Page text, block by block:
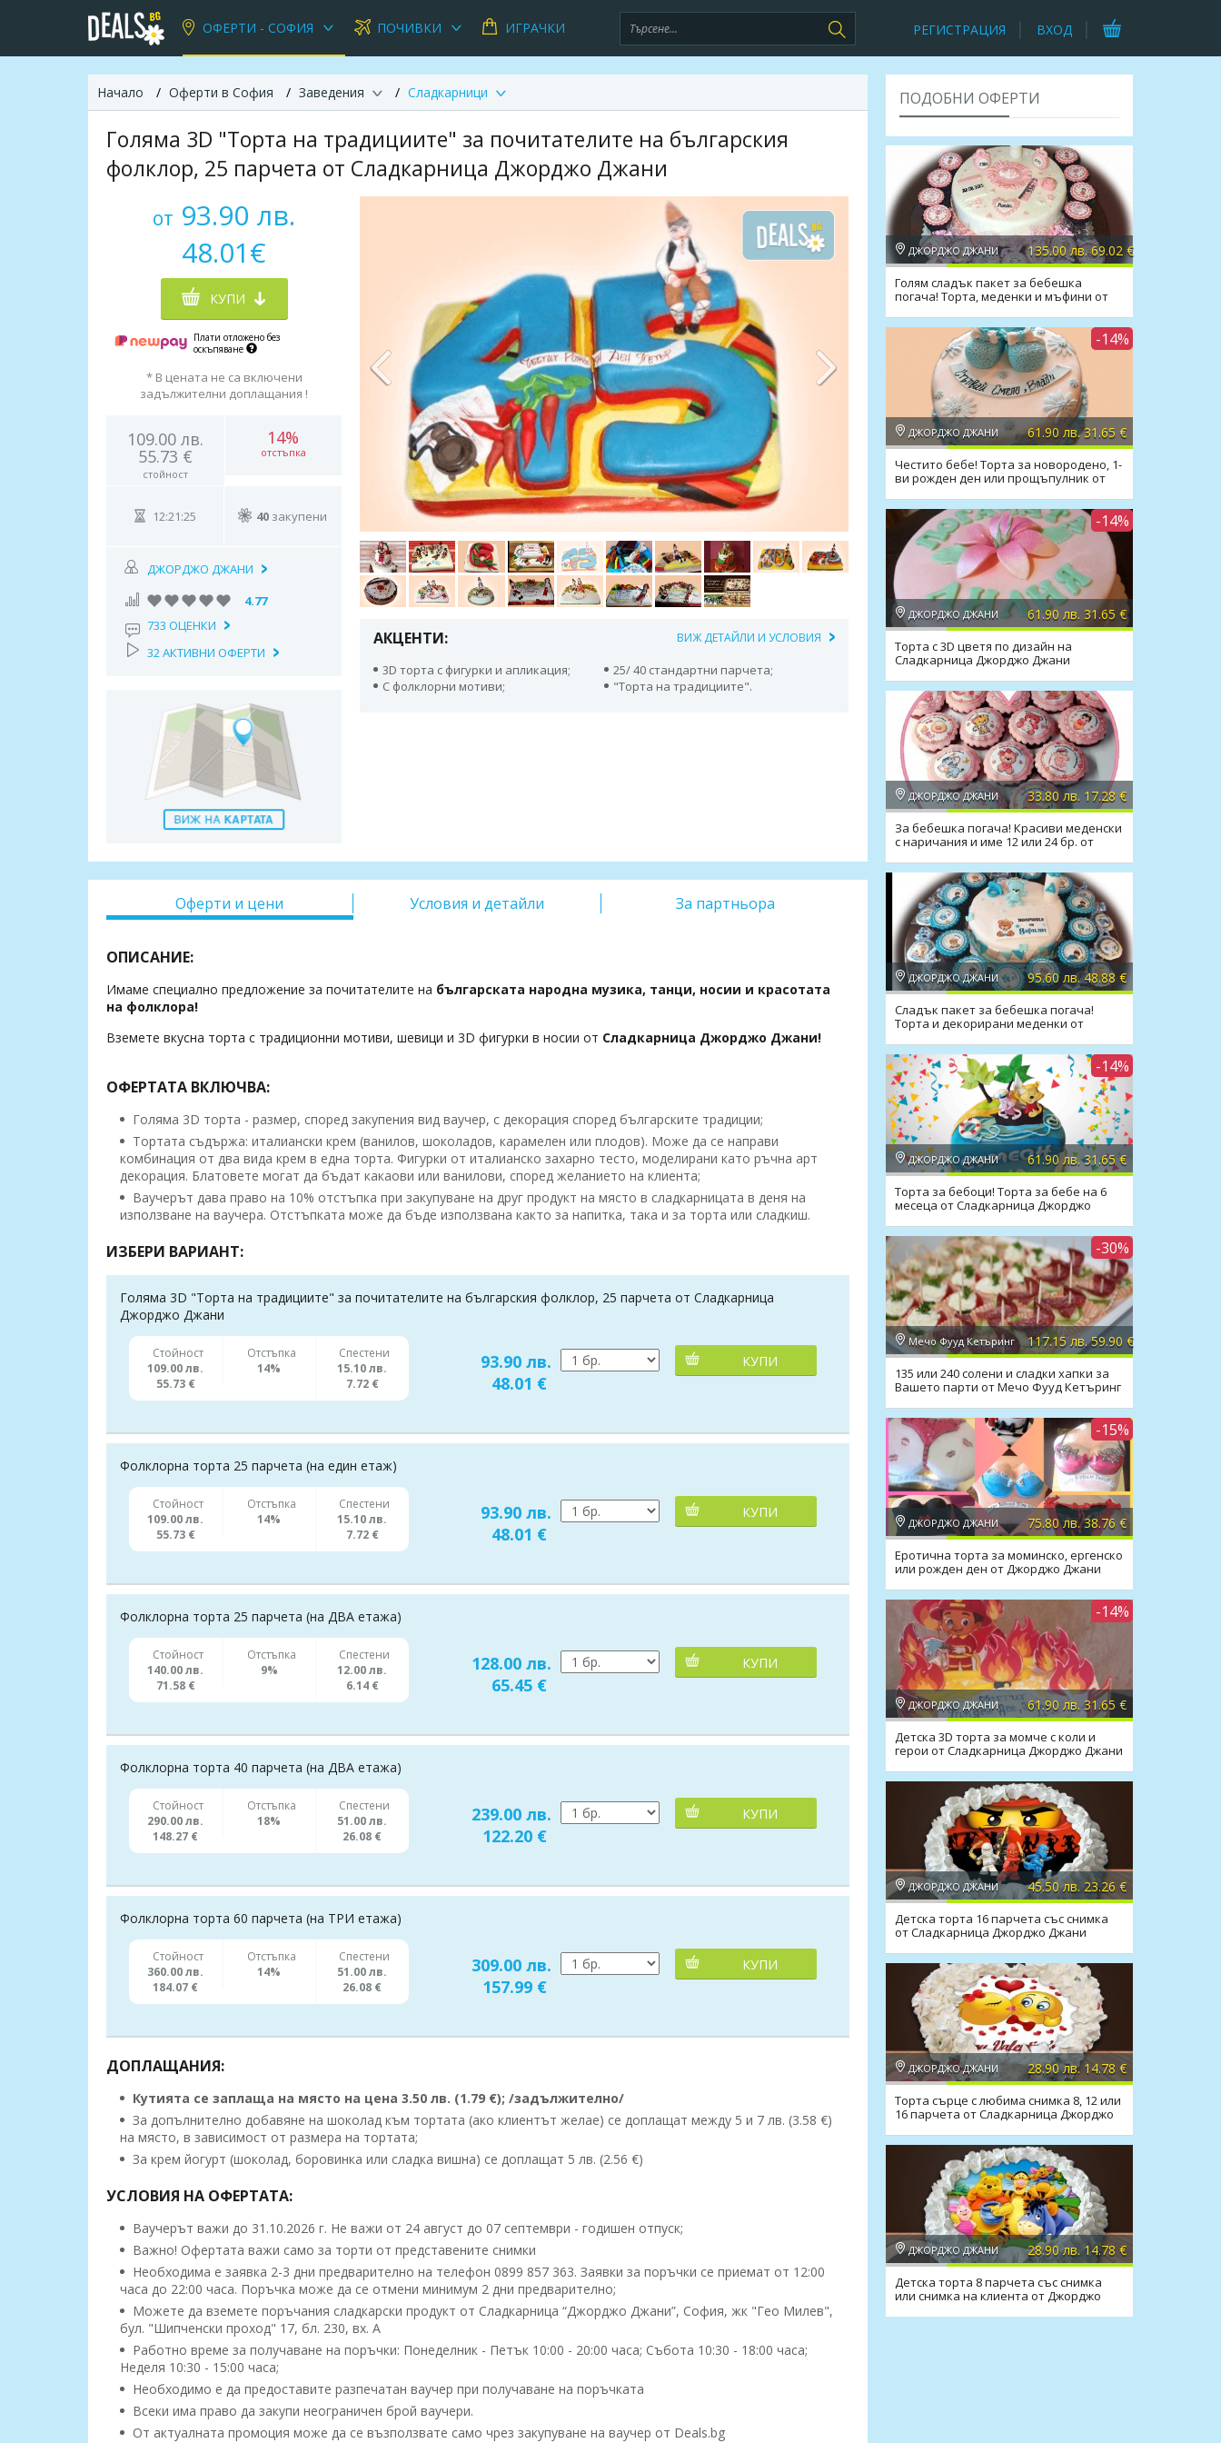
ОФЕРТИ - СОФИЯ ПОЧИВКИ ИГРАЧКИ РЕГИСТРАЦИЯ ВХОД
Начало Оферти в София Заведения Сладкарници
Голяма 3D "Торта на традициите" за почитателите на българския
фолклор, 25 парчета от Сладкарница Джорджо Джани
АКЦЕНТИ: ВИЖ ДЕТАЙЛИ И УСЛОВИЯ
3D торта с фигурки и апликация;
25/ 40 стандартни парчета;
С фолклорни мотиви;
"Торта на традициите".
от 93.90 лв.
48.01€
КУПИ
Плати отложено без
оскъпяване
* В цената не са включени
задължителни доплащания !
109.00 лв.
55.73 €
стойност
14%
отстъпка
12:21:24 40 закупени
ДЖОРДЖО ДЖАНИ
4.77
733 ОЦЕНКИ
32 АКТИВНИ ОФЕРТИ
Оферти и цени Условия и детайли За партньора
ОПИСАНИЕ:
Имаме специално предложение за почитателите на българската народна музика, танци, носии и красотата
на фолклора!
Вземете вкусна торта с традиционни мотиви, шевици и 3D фигурки в носии от Сладкарница Джорджо Джани!
ОФЕРТАТА ВКЛЮЧВА:
Голяма 3D торта - размер, според закупения вид ваучер, с декорация според българските традиции;
Тортата съдържа: италиански крем (ванилов, шоколадов, карамелен или плодов). Може да се направи
комбинация от два вида крем в една торта. Фигурки от италианско захарно тесто, моделирани като ръчна арт
декорация. Блатовете могат да бъдат какаови или ванилови, според желанието на клиента;
Ваучерът дава право на 10% отстъпка при закупуване на друг продукт на място в сладкарницата в деня на
използване на ваучера. Отстъпката може да бъде използвана както за напитка, така и за торта или сладкиш.
ИЗБЕРИ ВАРИАНТ:
Голяма 3D "Торта на традициите" за почитателите на българския фолклор, 25 парчета от Сладкарница
Джорджо Джани
Стойност
109.00 лв.
55.73 €
Отстъпка
14%
Спестени
15.10 лв.
7.72 €
93.90 лв.
48.01 €
КУПИ
Фолклорна торта 25 парчета (на един етаж)
Стойност
109.00 лв.
55.73 €
Отстъпка
14%
Спестени
15.10 лв.
7.72 €
93.90 лв.
48.01 €
КУПИ
Фолклорна торта 25 парчета (на ДВА етажа)
Стойност
140.00 лв.
71.58 €
Отстъпка
9%
Спестени
12.00 лв.
6.14 €
128.00 лв.
65.45 €
КУПИ
Фолклорна торта 40 парчета (на ДВА етажа)
Стойност
290.00 лв.
148.27 €
Отстъпка
18%
Спестени
51.00 лв.
26.08 €
239.00 лв.
122.20 €
КУПИ
Фолклорна торта 60 парчета (на ТРИ етажа)
Стойност
360.00 лв.
184.07 €
Отстъпка
14%
Спестени
51.00 лв.
26.08 €
309.00 лв.
157.99 €
КУПИ
ДОПЛАЩАНИЯ:
Кутията се заплаща на място на цена 3.50 лв. (1.79 €); /задължително/
За допълнително добавяне на шоколад към тортата (ако клиентът желае) се доплащат между 5 и 7 лв. (3.58 €)
на място, в зависимост от размера на тортата;
За крем йогурт (шоколад, боровинка или сладка вишна) се доплащат 5 лв. (2.56 €)
УСЛОВИЯ НА ОФЕРТАТА:
Ваучерът важи до 31.10.2026 г. Не важи от 24 август до 07 септември - годишен отпуск;
Важно! Офертата важи само за торти от представените снимки
Необходима е заявка 2-3 дни предварително на телефон 0899 857 363. Заявки за поръчки се приемат от 12:00
часа до 22:00 часа. Поръчка може да се отмени минимум 2 дни предварително;
Можете да вземете поръчания сладкарски продукт от Сладкарница “Джорджо Джани”, София, жк "Гео Милев",
бул. "Шипченски проход" 17, бл. 230, вх. А
Работно време за получаване на поръчки: Понеделник - Петък 10:00 - 20:00 часа; Събота 10:30 - 18:00 часа;
Неделя 10:30 - 15:00 часа;
Необходимо е да предоставите разпечатан ваучер при получаване на поръчката
Всеки има право да закупи неограничен брой ваучери.
От актуалната промоция може да се възползвате само чрез закупуване на ваучер от Deals.bg
ПОДОБНИ ОФЕРТИ
ДЖОРДЖО ДЖАНИ 135.00 лв. 69.02 €
Голям сладък пакет за бебешка
погача! Торта, меденки и мъфини от
-14%
ДЖОРДЖО ДЖАНИ 61.90 лв. 31.65 €
Честито бебе! Торта за новородено, 1-
ви рожден ден или прощъпулник от
-14%
ДЖОРДЖО ДЖАНИ 61.90 лв. 31.65 €
Торта с 3D цветя по дизайн на
Сладкарница Джорджо Джани
ДЖОРДЖО ДЖАНИ 33.80 лв. 17.28 €
За бебешка погача! Красиви меденски
с наричания и име 12 или 24 бр. от
ДЖОРДЖО ДЖАНИ 95.60 лв. 48.88 €
Сладък пакет за бебешка погача!
Торта и декорирани меденки от
-14%
ДЖОРДЖО ДЖАНИ 61.90 лв. 31.65 €
Торта за бебоци! Торта за бебе на 6
месеца от Сладкарница Джорджо
-30%
Мечо Фууд Кетъринг 117.15 лв. 59.90 €
135 или 240 солени и сладки хапки за
Вашето парти от Мечо Фууд Кетъринг
-15%
ДЖОРДЖО ДЖАНИ 75.80 лв. 38.76 €
Еротична торта за моминско, ергенско
или рожден ден от Джорджо Джани
-14%
ДЖОРДЖО ДЖАНИ 61.90 лв. 31.65 €
Детска 3D торта за момче с коли и
герои от Сладкарница Джорджо Джани
ДЖОРДЖО ДЖАНИ 45.50 лв. 23.26 €
Детска торта 16 парчета със снимка
от Сладкарница Джорджо Джани
ДЖОРДЖО ДЖАНИ 28.90 лв. 14.78 €
Торта сърце с любима снимка 8, 12 или
16 парчета от Сладкарница Джорджо
ДЖОРДЖО ДЖАНИ 28.90 лв. 14.78 €
Детска торта 8 парчета със снимка
или снимка на клиента от Джорджо